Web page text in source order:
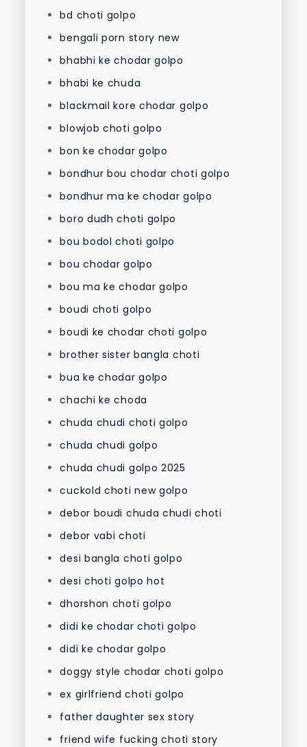
bd choti golpo
bengali porn story new
bhabhi ke chodar golpo
bhabi ke chuda
blackmail kore chodar golpo
blowjob choti golpo
bon ke chodar golpo
bondhur bou chodar choti golpo
bondhur ma ke chodar golpo
boro dudh choti golpo
bou bodol choti golpo
bou chodar golpo
bou ma ke chodar golpo
boudi choti golpo
boudi ke chodar choti golpo
brother sister bangla choti
bua ke chodar golpo
chachi ke choda
chuda chudi choti golpo
chuda chudi golpo
chuda chudi golpo 2025
cuckold choti new golpo
debor boudi chuda chudi choti
debor vabi choti
desi bangla choti golpo
desi choti golpo hot
dhorshon choti golpo
didi ke chodar choti golpo
didi ke chodar golpo
doggy style chodar choti golpo
ex girlfriend choti golpo
father daughter sex story
friend wife fucking choti story